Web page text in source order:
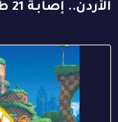
الأردن.. إصابة 21 طالباً إثر تدهور حافلة مدرسية